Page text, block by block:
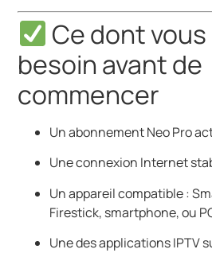
Ce dont vous
besoin avant de
commencer
Un abonnement Neo Pro
Une connexion Internet
Un appareil compatible :
Firestick, smartphone, ou
Une des applications IPTV